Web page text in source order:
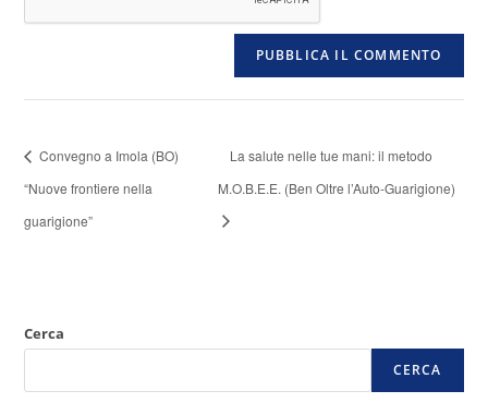
Convegno a Imola (BO)
“Nuove frontiere nella
guarigione”
La salute nelle tue mani: il metodo
M.O.B.E.E. (Ben Oltre l’Auto-Guarigione)
Cerca
CERCA